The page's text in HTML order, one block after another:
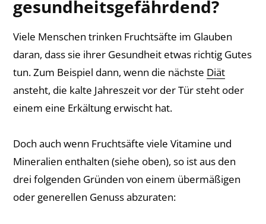
gesundheitsgefährdend?
Viele Menschen trinken Fruchtsäfte im Glauben
daran, dass sie ihrer Gesundheit etwas richtig Gutes
tun. Zum Beispiel dann, wenn die nächste Diät
ansteht, die kalte Jahreszeit vor der Tür steht oder
einem eine Erkältung erwischt hat.
Doch auch wenn Fruchtsäfte viele Vitamine und
Mineralien enthalten (siehe oben), so ist aus den
drei folgenden Gründen von einem übermäßigen
oder generellen Genuss abzuraten: